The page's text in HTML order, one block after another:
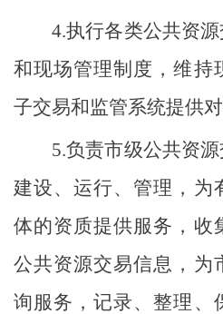
4.执行各类公共资
和现场管理制度，维持
子交易和监管系统提供对
5.负责市级公共资
建设、运行、管理，为
体的资质提供服务，收
公共资源交易信息，为
询服务，记录、整理、